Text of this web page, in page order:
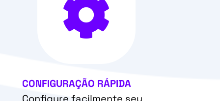

CONFIGURAÇÃO RÁPIDA